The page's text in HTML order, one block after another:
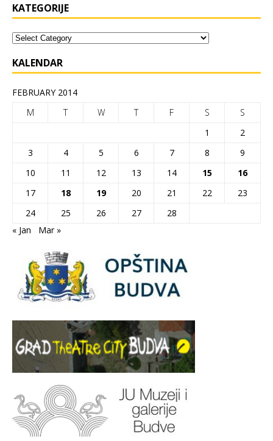
KATEGORIJE
KALENDAR
FEBRUARY 2014
M
T W T F S
S
1
2
3
4 5 6 7 8
9
10
11 12 13 14 15
16
17
18 19 20 21 22
23
24
25 26 27
28
« Jan
Mar »